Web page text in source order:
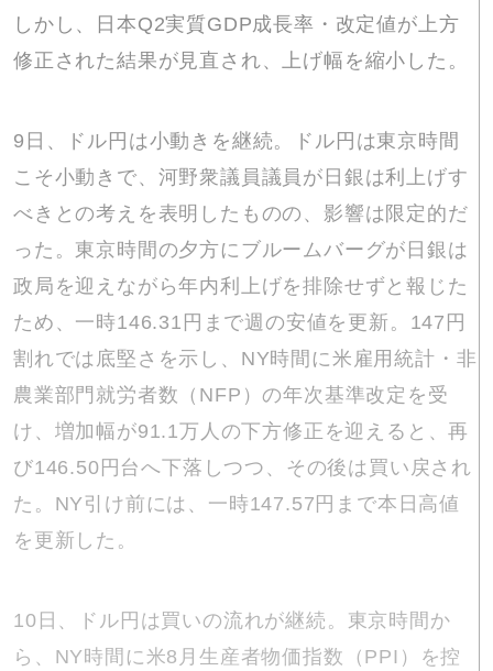
しかし、日本Q2実質GDP成長率・改定値が上方
修正された結果が見直され、上げ幅を縮小した。
9日、ドル円は小動きを継続。ドル円は東京時間
こそ小動きで、河野衆議員議員が日銀は利上げす
べきとの考えを表明したものの、影響は限定的だ
った。東京時間の夕方にブルームバーグが日銀は
政局を迎えながら年内利上げを排除せずと報じた
ため、一時146.31円まで週の安値を更新。147円
割れでは底堅さを示し、NY時間に米雇用統計・非
農業部門就労者数（NFP）の年次基準改定を受
け、増加幅が91.1万人の下方修正を迎えると、再
び146.50円台へ下落しつつ、その後は買い戻され
た。NY引け前には、一時147.57円まで本日高値
を更新した。
10日、ドル円は買いの流れが継続。東京時間か
ら、NY時間に米8月生産者物価指数（PPI）を控